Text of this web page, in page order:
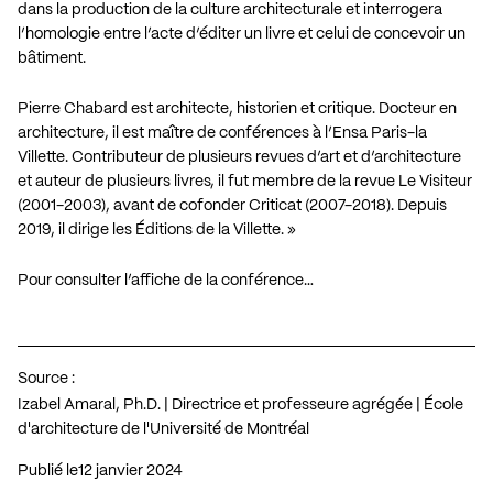
dans la production de la culture architecturale et interrogera
l’homologie entre l’acte d’éditer un livre et celui de concevoir un
bâtiment.
Pierre Chabard est architecte, historien et critique. Docteur en
architecture, il est maître de conférences à l’Ensa Paris-la
Villette. Contributeur de plusieurs revues d’art et d’architecture
et auteur de plusieurs livres, il fut membre de la revue Le Visiteur
(2001-2003), avant de cofonder Criticat (2007-2018). Depuis
2019, il dirige les Éditions de la Villette. »
Pour consulter l’affiche de la conférence…
Source :
Izabel Amaral, Ph.D. | Directrice et professeure agrégée | École
d'architecture de l'Université de Montréal
Publié le 12 janvier 2024